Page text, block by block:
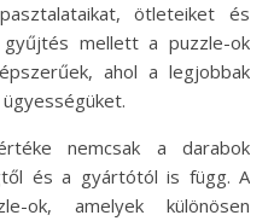
ötleteiket és
mellett a puzzle-ok
ahol a legjobbak
nemcsak a darabok
és a gyártótól is függ. A
ok, amelyek különösen